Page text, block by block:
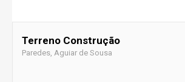
Terreno Construção
Paredes, Aguiar de Sousa